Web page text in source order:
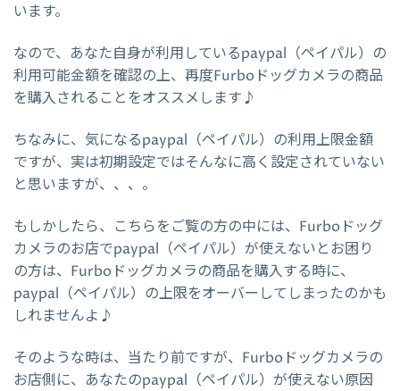
います。
なので、あなた自身が利用しているpaypal（ペイパル）の
利用可能金額を確認の上、再度Furboドッグカメラの商品
を購入されることをオススメします♪
ちなみに、気になるpaypal（ペイパル）の利用上限金額
ですが、実は初期設定ではそんなに高く設定されていない
と思いますが、、、。
もしかしたら、こちらをご覧の方の中には、Furboドッグ
カメラのお店でpaypal（ペイパル）が使えないとお困り
の方は、Furboドッグカメラの商品を購入する時に、
paypal（ペイパル）の上限をオーバーしてしまったのかも
しれませんよ♪
そのような時は、当たり前ですが、Furboドッグカメラの
お店側に、あなたのpaypal（ペイパル）が使えない原因